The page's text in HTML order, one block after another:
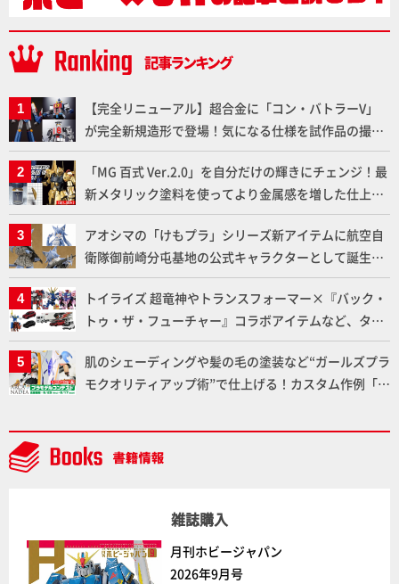
【完全リニューアル】超合金に「コン・バトラーV」
が完全新規造形で登場！気になる仕様を試作品の撮り
下ろしでご紹介!!さらに「大鉄人17」＆「ワンエイ
ト」セット情報もお届け！【超合金の魂】
「MG 百式 Ver.2.0」を自分だけの輝きにチェンジ！最
新メタリック塗料を使ってより金属感を増した仕上が
りに!!【試し読み】
アオシマの「けもプラ」シリーズ新アイテムに航空自
衛隊御前崎分屯基地の公式キャラクターとして誕生し
た「おまねこ」が着任！けもプラ公式サイト限定版と
通常版の2ラインで発売！
トイライズ 超竜神やトランスフォーマー×『バック・
トゥ・ザ・フューチャー』コラボアイテムなど、タカ
ラトミーの注目アイテムをチェック!!【タカラトミー
NEWITEM】
肌のシェーディングや髪の毛の塗装など“ガールズプラ
モクオリティアップ術”で仕上げる！カスタム作例「白
デルコンテスト」～8月17日（月）11:59まで応募受付
中】
雑誌購入
月刊ホビージャパン
2026年9月号